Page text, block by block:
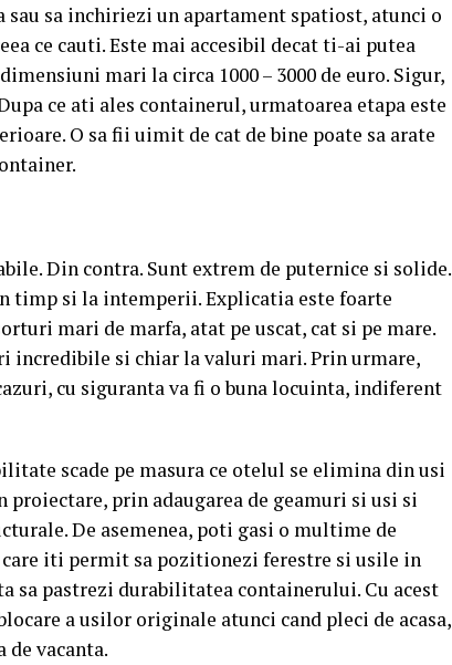
sa inchiriezi un apartament spatiost, atunci o
ce cauti. Este mai accesibil decat ti-ai putea
mari la circa 1000 – 3000 de euro. Sigur,
ce ati ales containerul, urmatoarea etapa este
O sa fii uimit de cat de bine poate sa arate
Din contra. Sunt extrem de puternice si solide.
timp si la intemperii. Explicatia este foarte
mari de marfa, atat pe uscat, cat si pe mare.
incredibile si chiar la valuri mari. Prin urmare,
cu siguranta va fi o buna locuinta, indiferent
scade pe masura ce otelul se elimina din usi
prin adaugarea de geamuri si usi si
De asemenea, poti gasi o multime de
iti permit sa pozitionezi ferestre si usile in
sa pastrezi durabilitatea containerului. Cu acest
a usilor originale atunci cand pleci de acasa,
de vacanta.